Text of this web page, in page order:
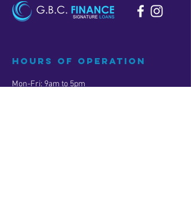
Hours of operation
Mon-Fri: 9am to 5pm